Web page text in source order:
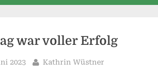
menu
war voller Erfolg
2023 By
Kathrin Wüstner